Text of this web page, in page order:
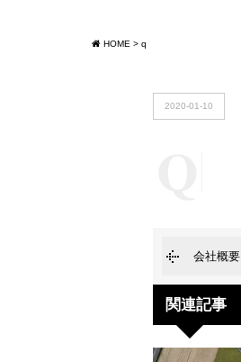
HOME > q
2020-01-10
会社概要
関連記事